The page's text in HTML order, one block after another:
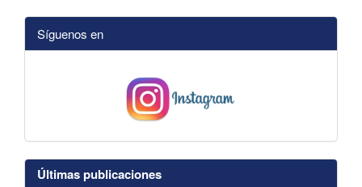
Síguenos en
Últimas publicaciones